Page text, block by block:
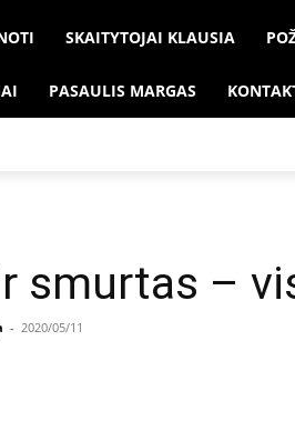
SKAITYTOJAI KLAUSIA
PASAULIS MARGAS
smurtas –
- 2020/05/11